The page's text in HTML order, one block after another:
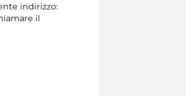
indirizzo:
il